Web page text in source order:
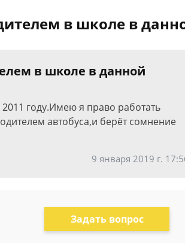
в школе в
в школе в данной
году.Имею я право работать
автобуса,и берёт сомнение
9 января 2019 г.
Задать вопрос